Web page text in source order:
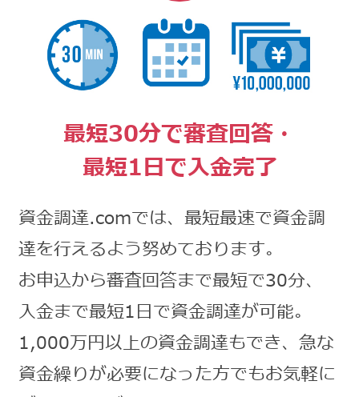
最短30分で審査回答・
最短1日で入金完了
資金調達.comでは、最短最速で資金調
達を行えるよう努めております。
お申込から審査回答まで最短で30分、
入金まで最短1日で資金調達が可能。
1,000万円以上の資金調達もでき、急な
資金繰りが必要になった方でもお気軽に